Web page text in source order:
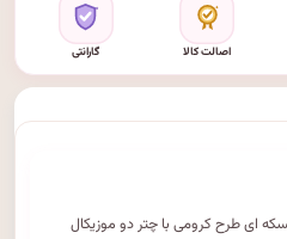
اصالت کالا گارانتی
ای طرح کرومی با چتر دو موزیکال